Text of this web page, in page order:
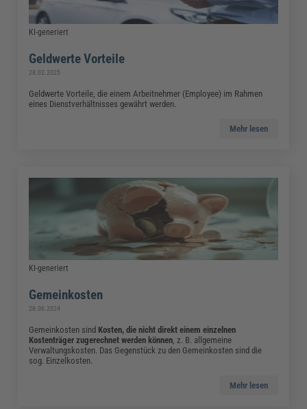
KI-generiert
Geldwerte Vorteile
28.02.2025
Geldwerte Vorteile, die einem Arbeitnehmer (Employee) im Rahmen
eines Dienstverhältnisses gewährt werden.
Mehr lesen
KI-generiert
Gemeinkosten
28.06.2024
Gemeinkosten sind Kosten, die nicht direkt einem einzelnen
Kostenträger zugerechnet werden können, z. B. allgemeine
Verwaltungskosten. Das Gegenstück zu den Gemeinkosten sind die
sog. Einzelkosten.
Mehr lesen